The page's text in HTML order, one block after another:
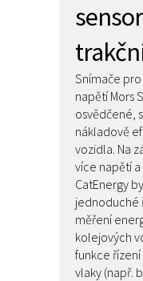
Snímače
napětí Mors
osvědčené,
nákladově
vozidla. Na
více napětí
CatEnergy
jednoduché
měření
kolejových
funkce
vlaky (např.